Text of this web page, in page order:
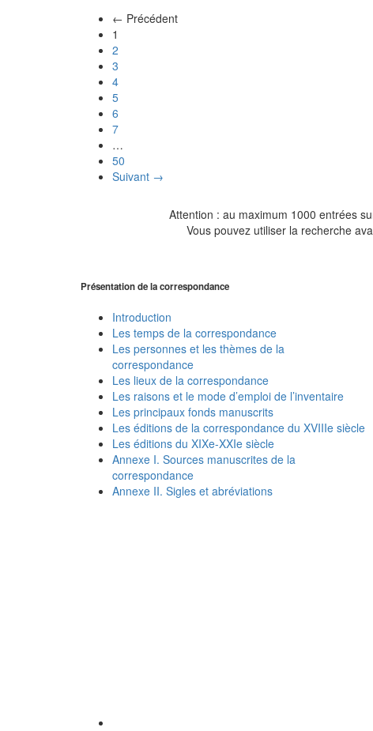
← Précédent
1
2
3
4
5
6
7
…
50
Suivant →
Attention : au maximum 1000 entrées
Vous pouvez utiliser la recherche
Présentation de la correspondance
Introduction
Les temps de la correspondance
Les personnes et les thèmes de la
correspondance
Les lieux de la correspondance
Les raisons et le mode d’emploi de l’inventaire
Les principaux fonds manuscrits
Les éditions de la correspondance du XVIIIe siècle
Les éditions du XIXe-XXIe siècle
Annexe I. Sources manuscrites de la
correspondance
Annexe II. Sigles et abréviations